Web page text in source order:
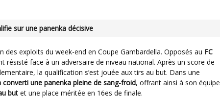
sur une panenka décisive
des exploits du week-end en Coupe Gambardella. Opposés au FC
résisté face à un adversaire de niveau national. Après un score de
la qualification s’est jouée aux tirs au but. Dans une
converti une panenka pleine de sang-froid, offrant ainsi à son équipe
but et une place méritée en 16es de finale.